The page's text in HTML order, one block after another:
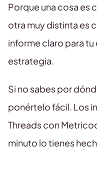
Porque una cosa es
otra muy distinta es
informe claro para
estrategia.
Si no sabes por
ponértelo fácil. Los
Threads con
minuto lo tienes